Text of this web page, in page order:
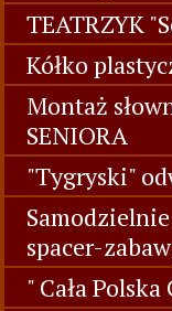
TEATRZYK
Kółko
Montaż
SENIORA
"Tygryski"
spacer-
" Cała